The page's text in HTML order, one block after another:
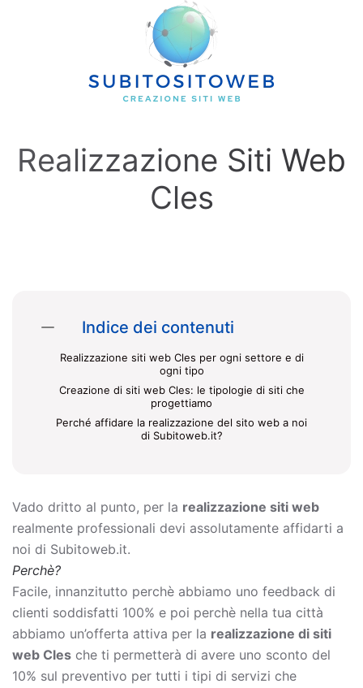
Skip to main content
Realizzazione Siti Web
Cles
Indice dei contenuti
Realizzazione siti web Cles per ogni settore e di
ogni tipo
Creazione di siti web Cles: le tipologie di siti che
progettiamo
Perché affidare la realizzazione del sito web a noi
di Subitoweb.it?
Vado dritto al punto, per la realizzazione siti web
realmente professionali devi assolutamente affidarti a
noi di Subitoweb.it.
Perchè?
Facile, innanzitutto perchè abbiamo uno feedback di
clienti soddisfatti 100% e poi perchè nella tua città
abbiamo un’offerta attiva per la realizzazione di siti
web Cles che ti permetterà di avere uno sconto del
10% sul preventivo per tutti i tipi di servizi che